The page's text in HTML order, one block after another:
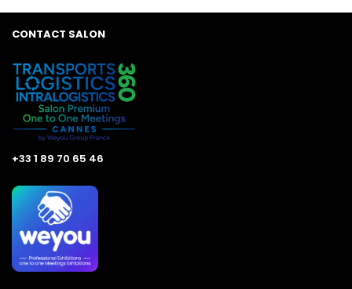
CONTACT SALON
+33 1 89 70 65 46